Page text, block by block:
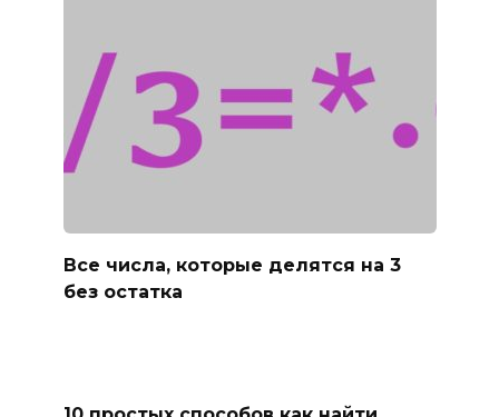
Все числа, которые делятся на 3
без остатка